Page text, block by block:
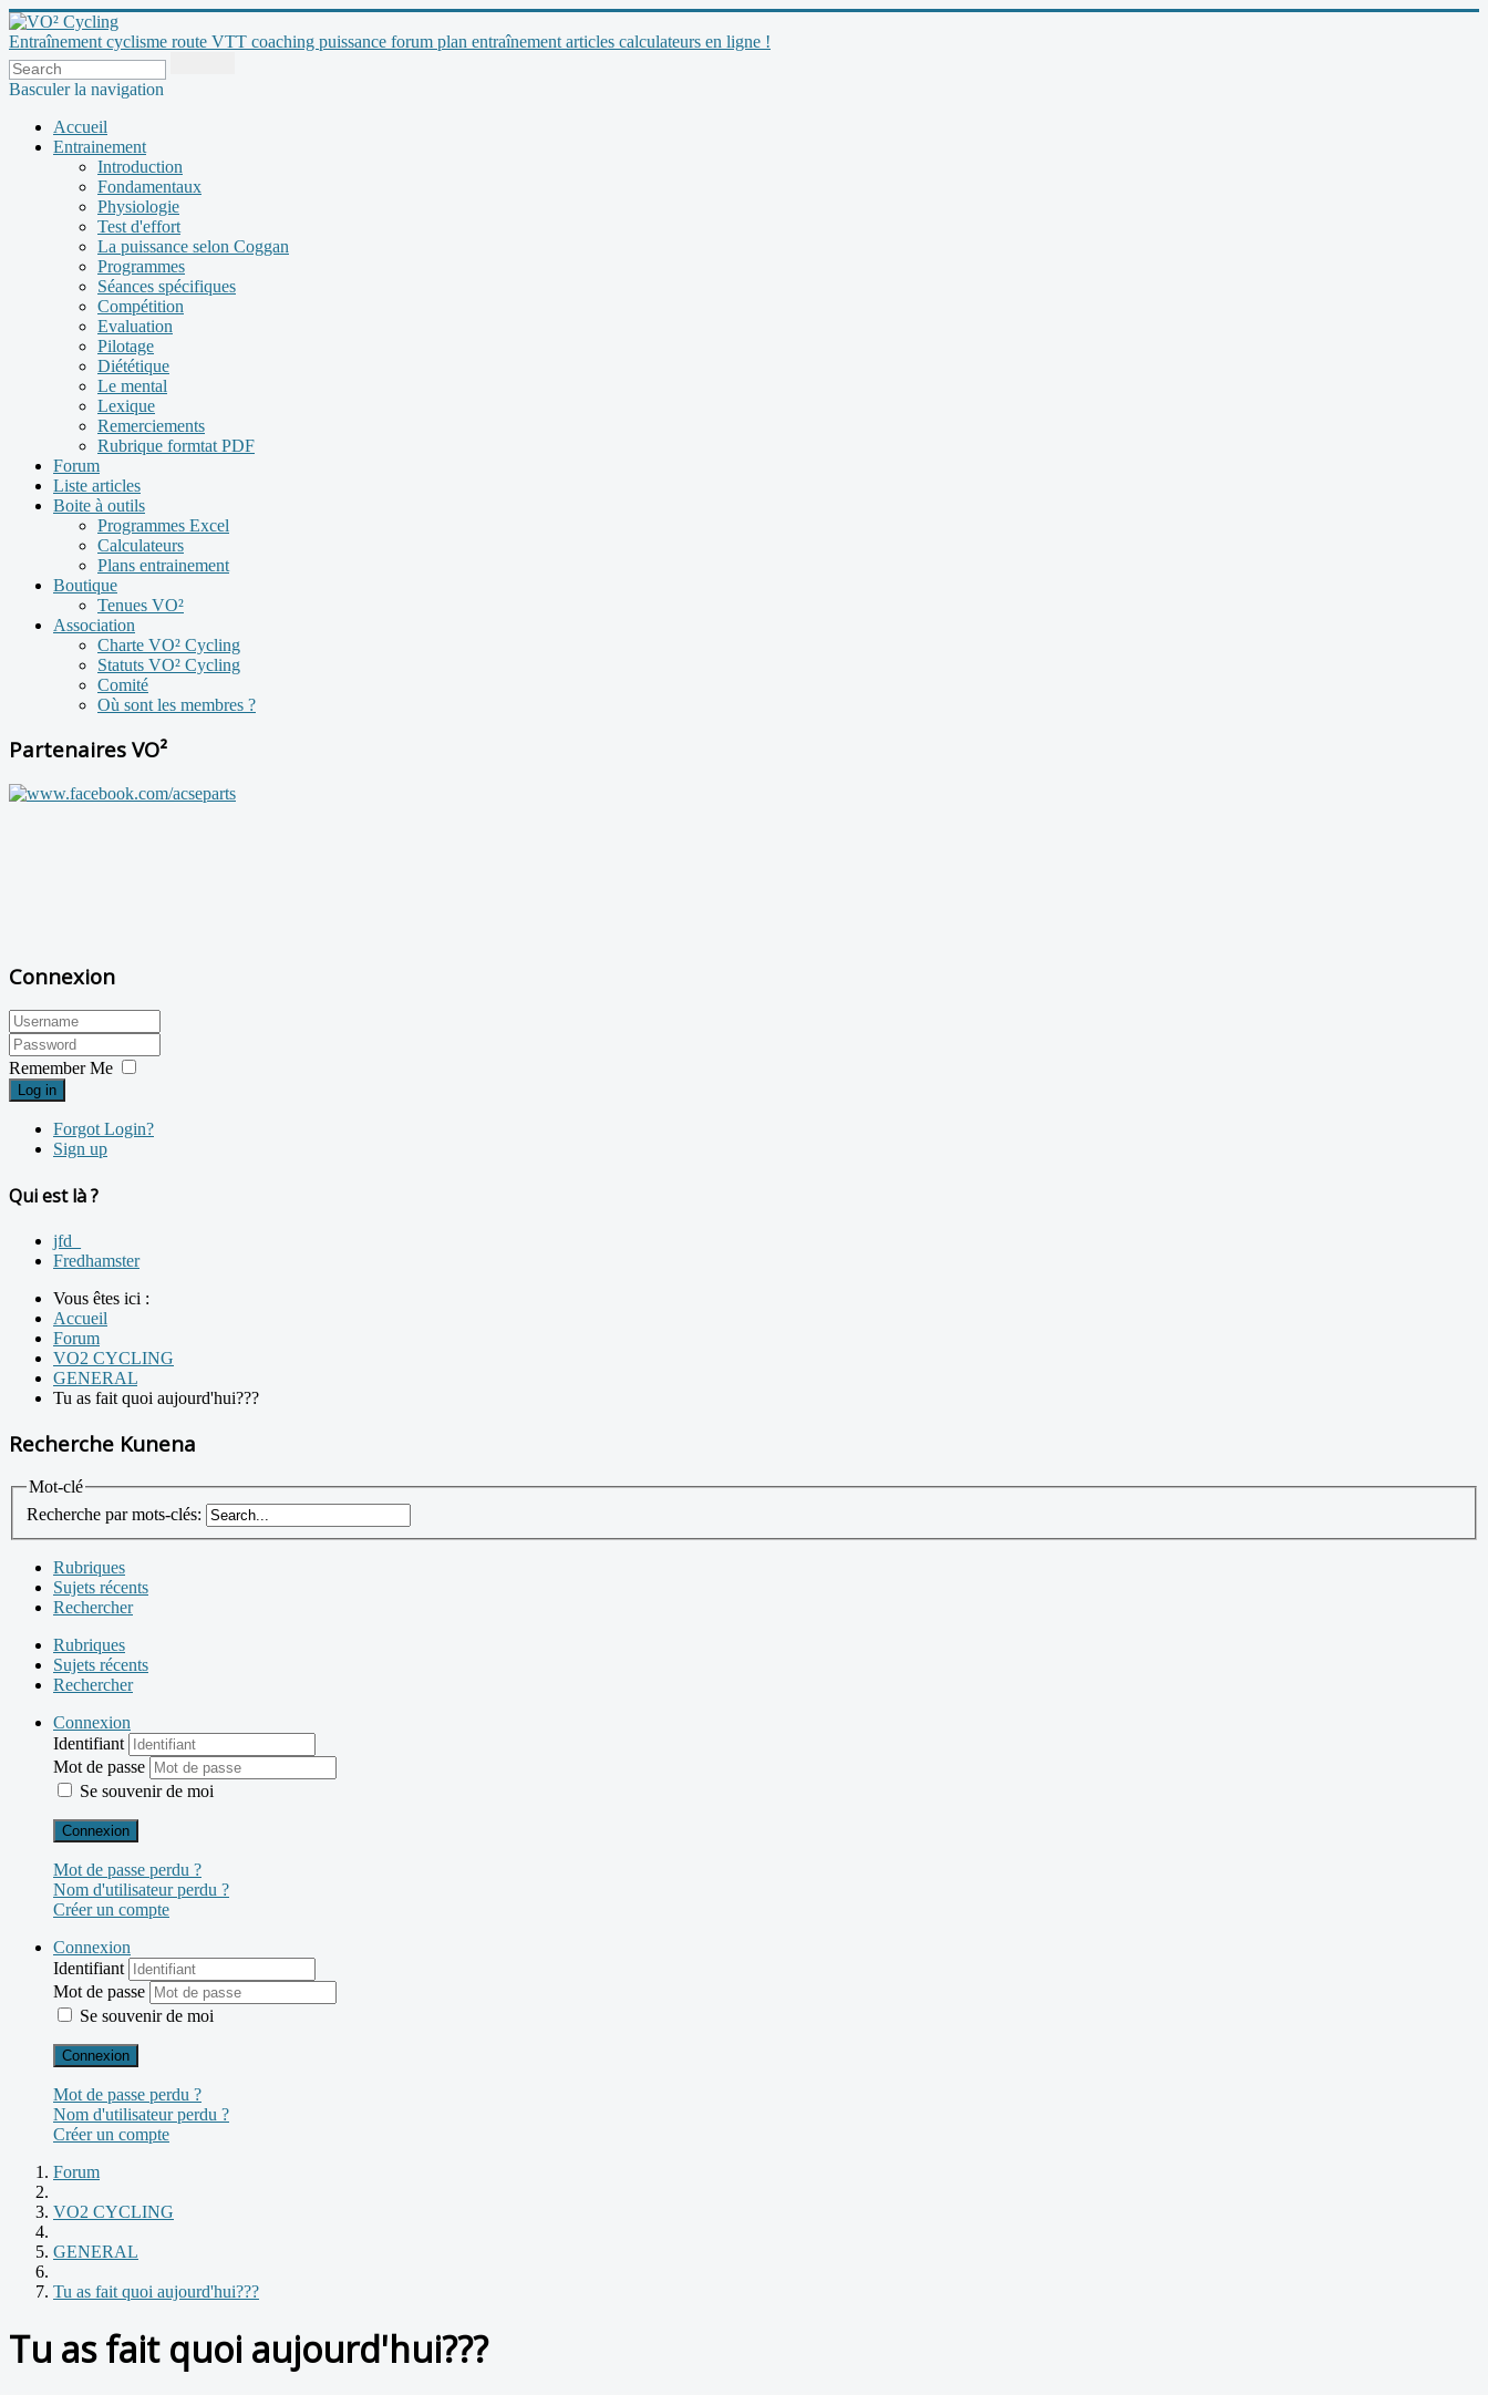
Entraînement cyclisme route VTT coaching puissance forum plan entraînement articles calculateurs en ligne !
Basculer la navigation
Accueil
Entrainement
Introduction
Fondamentaux
Physiologie
Test d'effort
La puissance selon Coggan
Programmes
Séances spécifiques
Compétition
Evaluation
Pilotage
Diététique
Le mental
Lexique
Remerciements
Rubrique formtat PDF
Forum
Liste articles
Boite à outils
Programmes Excel
Calculateurs
Plans entrainement
Boutique
Tenues VO²
Association
Charte VO² Cycling
Statuts VO² Cycling
Comité
Où sont les membres ?
Partenaires VO²
Connexion
Remember Me
Log in
Forgot Login?
Sign up
Qui est là ?
jfd_
Fredhamster
Vous êtes ici :
Accueil
Forum
VO2 CYCLING
GENERAL
Tu as fait quoi aujourd'hui???
Recherche Kunena
Mot-clé
Recherche par mots-clés:
Rubriques
Sujets récents
Rechercher
Rubriques
Sujets récents
Rechercher
Connexion
Identifiant
Mot de passe
Se souvenir de moi
Connexion
Mot de passe perdu ?
Nom d'utilisateur perdu ?
Créer un compte
Connexion
Identifiant
Mot de passe
Se souvenir de moi
Connexion
Mot de passe perdu ?
Nom d'utilisateur perdu ?
Créer un compte
Forum
VO2 CYCLING
GENERAL
Tu as fait quoi aujourd'hui???
Tu as fait quoi aujourd'hui???